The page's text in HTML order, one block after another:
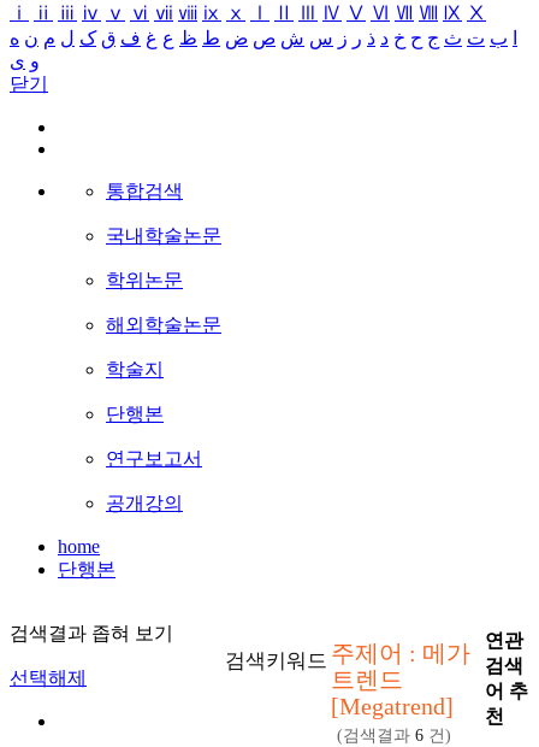
ⅰ
ⅱ ⅲ ⅳ ⅴ ⅵ ⅶ ⅷ ⅸ ⅹ Ⅳ Ⅴ Ⅵ Ⅶ Ⅷ Ⅸ Ⅹ
ب ت ث ج ح خ د ذ ر ز س ش ص ض ط ظ ع غ ف ق ک ل م ن ه
و ی
닫기
통합검색
국내학술논문
학위논문
해외학술논문
학술지
단행본
연구보고서
공개강의
home
단행본
검색결과 좁혀 보기
선택해제
검색키워드 주제어 : 메가
트렌드
[Megatrend]
(검색결과 6 건)
연관
검색
어 추
천